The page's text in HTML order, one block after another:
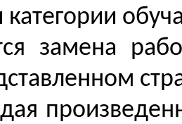
замена